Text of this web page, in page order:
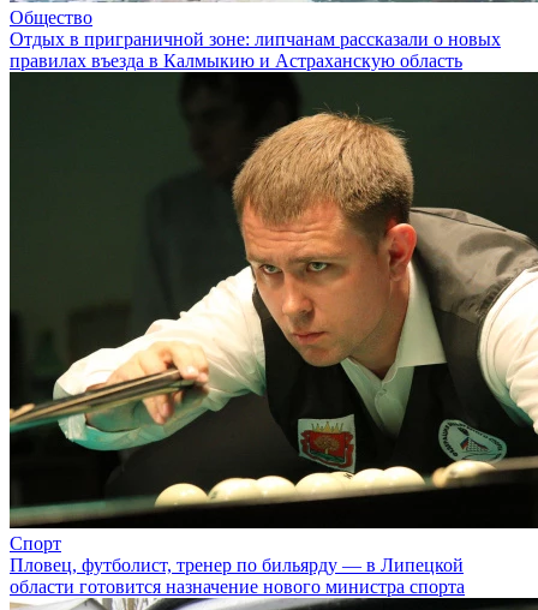
Общество
Отдых в приграничной зоне: липчанам рассказали о новых
правилах въезда в Калмыкию и Астраханскую область
Спорт
Пловец, футболист, тренер по бильярду — в Липецкой
области готовится назначение нового министра спорта